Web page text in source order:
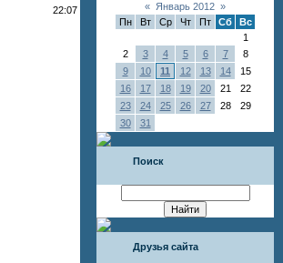
22:07 « Январь 2012 »
Пн
Вт Ср Чт Пт Сб
Вс
1
2
3 4 5 6 7
8
9
10 11 12 13 14
15
16
17 18 19 20 21
22
23
24 25 26 27 28
29
30
31
Поиск
Друзья сайта